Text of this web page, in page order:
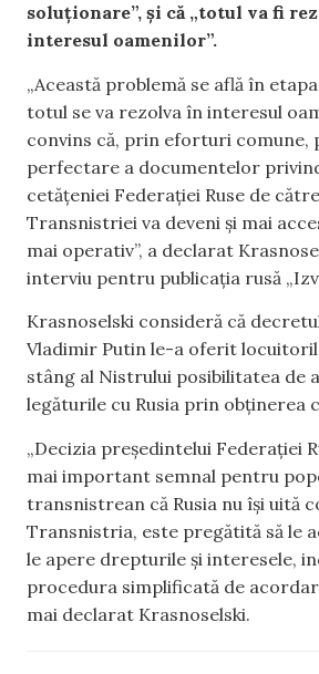
soluționare”, și că „totul va fi
interesul oamenilor”.
„Această problemă se află în
totul se va rezolva în interesul
convins că, prin eforturi comune,
perfectare a documentelor
cetățeniei Federației Ruse de
Transnistriei va deveni și mai
mai operativ”, a declarat
interviu pentru publicația rusă
Krasnoselski consideră că
Vladimir Putin le-a oferit
stâng al Nistrului posibilitatea de
legăturile cu Rusia prin obținerea
„Decizia președintelui Federației
mai important semnal pentru
transnistrean că Rusia nu își uită
Transnistria, este pregătită să le
le apere drepturile și interesele,
procedura simplificată de
mai declarat Krasnoselski.